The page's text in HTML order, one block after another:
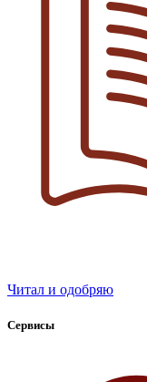
Читал и одобряю
Сервисы